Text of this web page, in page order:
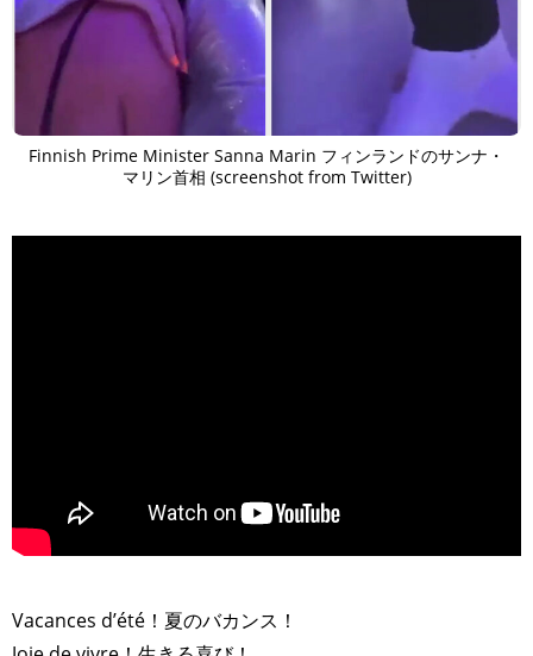
Finnish Prime Minister Sanna Marin フィンランドのサンナ・
マリン首相 (screenshot from Twitter)
Vacances d’été！夏のバカンス！